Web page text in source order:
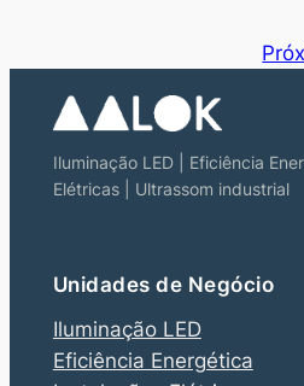
Iluminação LED | Eficiência
Elétricas | Ultrassom industrial
Unidades de Negócio
Iluminação LED
Eficiência Energética